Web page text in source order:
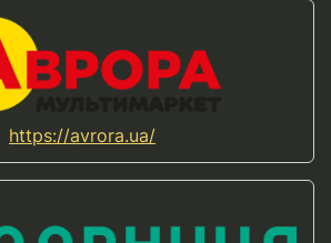
https://avrora.ua/